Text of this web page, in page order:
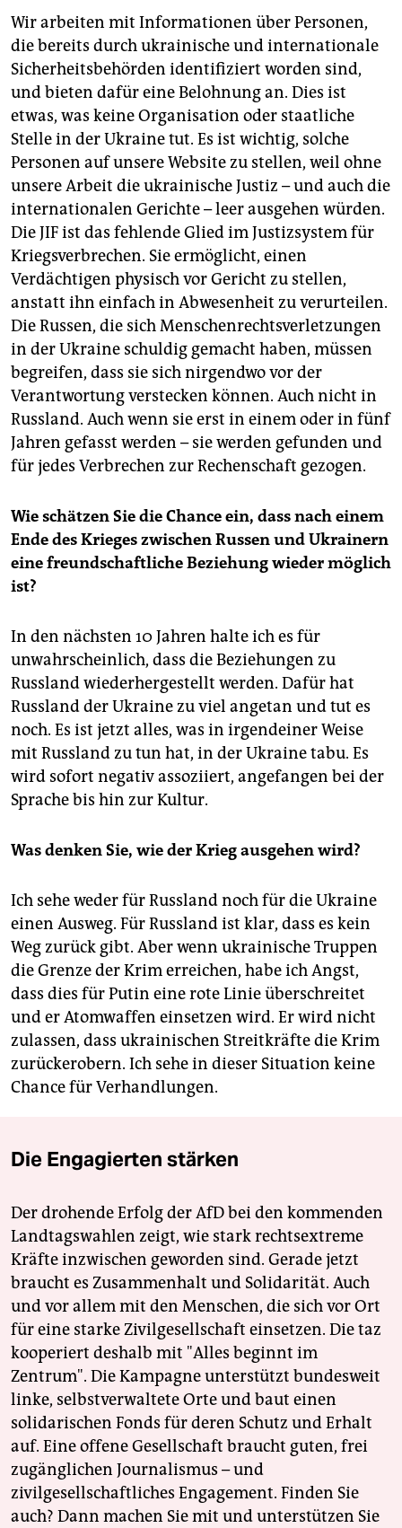
Schriftsteller Hamid Skif und die tunesische
Menschenrechtlerin Sihem Bensedrine.
Wir arbeiten mit Informationen über Personen,
die bereits durch ukrainische und internationale
Sicherheitsbehörden identifiziert worden sind,
und bieten dafür eine Belohnung an. Dies ist
etwas, was keine Organisation oder staatliche
Stelle in der Ukraine tut. Es ist wichtig, solche
Personen auf unsere Website zu stellen, weil ohne
unsere Arbeit die ukrainische Justiz – und auch die
internationalen Gerichte – leer ausgehen würden.
Die JIF ist das fehlende Glied im Justizsystem für
Kriegsverbrechen. Sie ermöglicht, einen
Verdächtigen physisch vor Gericht zu stellen,
anstatt ihn einfach in Abwesenheit zu verurteilen.
Die Russen, die sich Menschenrechtsverletzungen
in der Ukraine schuldig gemacht haben, müssen
begreifen, dass sie sich nirgendwo vor der
Verantwortung verstecken können. Auch nicht in
Russland. Auch wenn sie erst in einem oder in fünf
Jahren gefasst werden – sie werden gefunden und
für jedes Verbrechen zur Rechenschaft gezogen.
Wie schätzen Sie die Chance ein, dass nach einem
Ende des Krieges zwischen Russen und Ukrainern
eine freundschaftliche Beziehung wieder möglich
ist?
In den nächsten 10 Jahren halte ich es für
unwahrscheinlich, dass die Beziehungen zu
Russland wiederhergestellt werden. Dafür hat
Russland der Ukraine zu viel angetan und tut es
noch. Es ist jetzt alles, was in irgendeiner Weise
mit Russland zu tun hat, in der Ukraine tabu. Es
wird sofort negativ assoziiert, angefangen bei der
Sprache bis hin zur Kultur.
Was denken Sie, wie der Krieg ausgehen wird?
Ich sehe weder für Russland noch für die Ukraine
einen Ausweg. Für Russland ist klar, dass es kein
Weg zurück gibt. Aber wenn ukrainische Truppen
die Grenze der Krim erreichen, habe ich Angst,
dass dies für Putin eine rote Linie überschreitet
und er Atomwaffen einsetzen wird. Er wird nicht
zulassen, dass ukrainischen Streitkräfte die Krim
zurückerobern. Ich sehe in dieser Situation keine
Chance für Verhandlungen.
Die Engagierten stärken
Der drohende Erfolg der AfD bei den kommenden
Landtagswahlen zeigt, wie stark rechtsextreme
Kräfte inzwischen geworden sind. Gerade jetzt
braucht es Zusammenhalt und Solidarität. Auch
und vor allem mit den Menschen, die sich vor Ort
für eine starke Zivilgesellschaft einsetzen. Die taz
kooperiert deshalb mit "Alles beginnt im
Zentrum". Die Kampagne unterstützt bundesweit
linke, selbstverwaltete Orte und baut einen
solidarischen Fonds für deren Schutz und Erhalt
auf. Eine offene Gesellschaft braucht guten, frei
zugänglichen Journalismus – und
zivilgesellschaftliches Engagement. Finden Sie
auch? Dann machen Sie mit und unterstützen Sie